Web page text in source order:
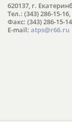
620137, г.
Тел.: (343) 286-15-
Факс: (343) 286-15-14
E-mail: atps@r66.ru